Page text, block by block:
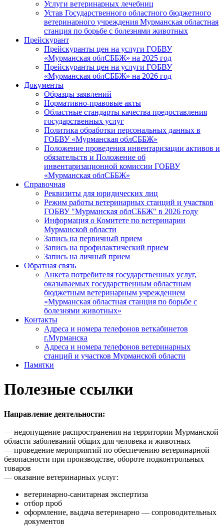
Услуги ветеринарных лечебниц
Устав Государственного областного бюджетного
ветеринарного учреждения Мурманская областная
станция по борьбе с болезнями животных
Прейскурант
Прейскуранты цен на услуги ГОБВУ
«Мурманская облСББЖ» на 2025 год
Прейскуранты цен на услуги ГОБВУ
«Мурманская облСББЖ» на 2026 год
Документы
Образцы заявлений
Нормативно-правовые акты
Областные стандарты качества предоставления
государственных услуг
Политика обработки персональных данных в
ГОБВУ «Мурманская облСББЖ»
Положение проведения инвентаризации активов и
обязательств и Положение об
инвентаризационной комиссии ГОБВУ
«Мурманская облСББЖ»
Справочная
Реквизиты для юридических лиц
Режим работы ветеринарных станций и участков
ГОБВУ "Мурманская облСББЖ" в 2026 году
Информация о Комитете по ветеринарии
Мурманской области
Запись на первичный прием
Запись на профилактический прием
Запись на личный прием
Обратная связь
Анкета потребителя государственных услуг,
оказываемых государственным областным
бюджетным ветеринарным учреждением
«Мурманская областная станция по борьбе с
болезнями животных»
Контакты
Адреса и номера телефонов веткабинетов
г.Мурманска
Адреса и номера телефонов ветеринарных
станций и участков Мурманской области
Памятки
Полезные ссылки
Направление деятельности:
— недопущение распространения на территории Мурманской
области заболеваний общих для человека и животных
— проведение мероприятий по обеспечению ветеринарной
безопасности при производстве, обороте подконтрольных
товаров
— оказание ветеринарных услуг:
ветеринарно-санитарная экспертиза
отбор проб
оформление, выдача ветеринарно — сопроводительных
документов